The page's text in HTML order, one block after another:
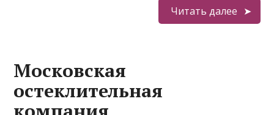
Читать далее
Московская
остеклительная